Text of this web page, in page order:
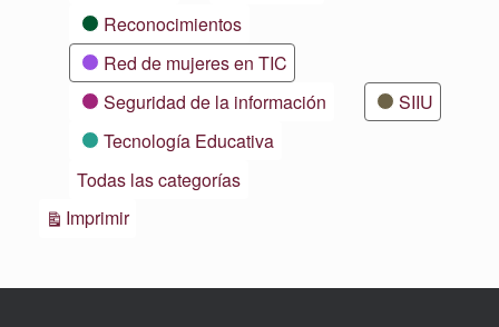
Reconocimientos
Red de mujeres en TIC
Seguridad de la información
SIIU
Tecnología Educativa
Todas las categorías
ImprimirVistas